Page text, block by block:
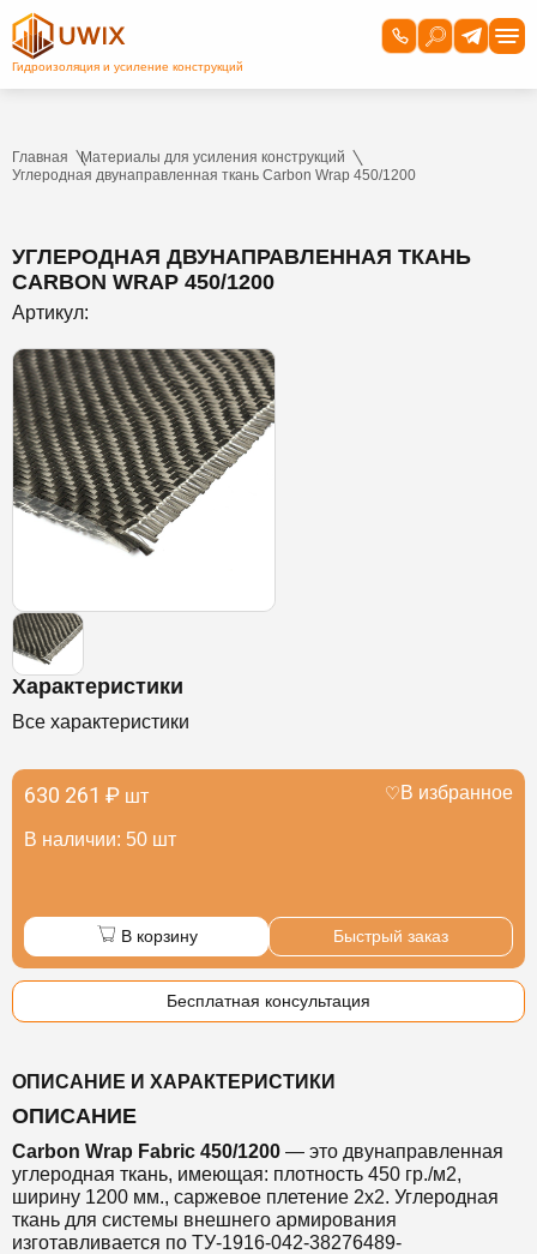
Главная
Материалы для усиления конструкций
Углеродная двунаправленная ткань Carbon Wrap 450/1200
УГЛЕРОДНАЯ ДВУНАПРАВЛЕННАЯ ТКАНЬ
CARBON WRAP 450/1200
Артикул:
Характеристики
Все характеристики
630 261 ₽ шт
В наличии: 50 шт
В избранное
В корзину Быстрый заказ
Бесплатная консультация
ОПИСАНИЕ И ХАРАКТЕРИСТИКИ
ОПИСАНИЕ
Carbon Wrap Fabric 450/1200 — это двунаправленная
углеродная ткань, имеющая: плотность 450 гр./м2,
ширину 1200 мм., саржевое плетение 2х2. Углеродная
ткань для системы внешнего армирования
изготавливается по ТУ-1916-042-38276489-